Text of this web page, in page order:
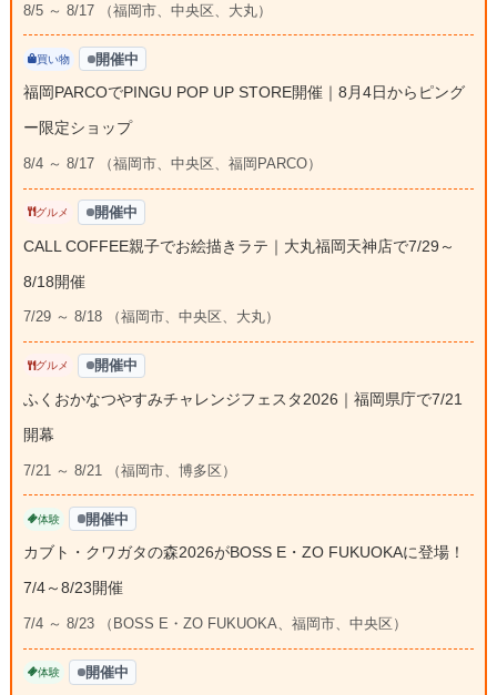
8/5 ～ 8/17 （福岡市、中央区、大丸）
買い物 開催中
福岡PARCOでPINGU POP UP STORE開催｜8月4日からピング
ー限定ショップ
8/4 ～ 8/17 （福岡市、中央区、福岡PARCO）
グルメ 開催中
CALL COFFEE親子でお絵描きラテ｜大丸福岡天神店で7/29～
8/18開催
7/29 ～ 8/18 （福岡市、中央区、大丸）
グルメ 開催中
ふくおかなつやすみチャレンジフェスタ2026｜福岡県庁で7/21
開幕
7/21 ～ 8/21 （福岡市、博多区）
体験 開催中
カブト・クワガタの森2026がBOSS E・ZO FUKUOKAに登場！
7/4～8/23開催
7/4 ～ 8/23 （BOSS E・ZO FUKUOKA、福岡市、中央区）
体験 開催中